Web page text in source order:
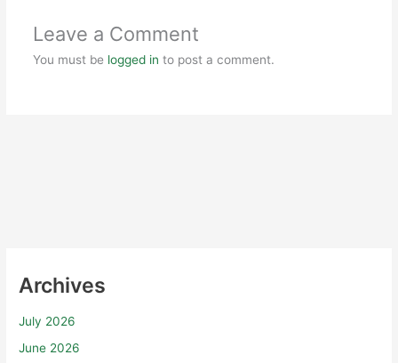
Archives
July 2026
June 2026
Leave a Comment
You must be logged in to post a comment.